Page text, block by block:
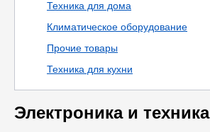
Техника для дома
Климатическое оборудование
Прочие товары
Техника для кухни
Электроника и техника